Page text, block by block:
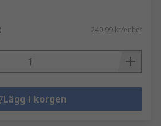
240,99 kr/enhet
Lägg i korgen